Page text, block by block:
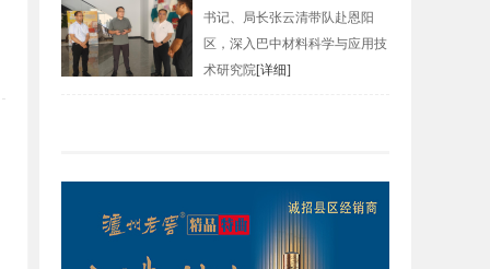
书记、局长张云清带队赴恩阳
区，深入巴中材料科学与应用技
术研究院[详细]